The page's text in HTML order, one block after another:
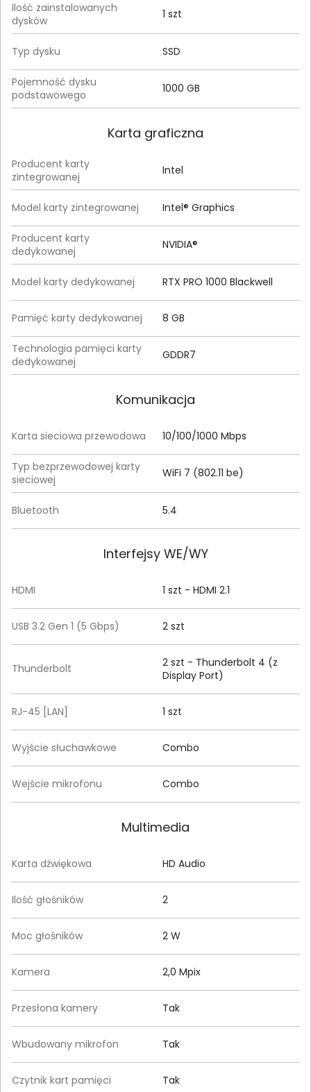
Ilość zainstalowanych
dysków
1 szt
Typ dysku SSD
Pojemność dysku
podstawowego
1000 GB
Karta graficzna
Producent karty
zintegrowanej
Intel
Model karty zintegrowanej Intel® Graphics
Producent karty
dedykowanej
NVIDIA®
Model karty dedykowanej RTX PRO 1000 Blackwell
Pamięć karty dedykowanej 8 GB
Technologia pamięci karty
dedykowanej
GDDR7
Komunikacja
Karta sieciowa przewodowa 10/100/1000 Mbps
Typ bezprzewodowej karty
sieciowej
WiFi 7 (802.11 be)
Bluetooth 5.4
Interfejsy WE/WY
HDMI 1 szt - HDMI 2.1
USB 3.2 Gen 1 (5 Gbps) 2 szt
Thunderbolt
2 szt - Thunderbolt 4 (z
Display Port)
RJ-45 [LAN] 1 szt
Wyjście słuchawkowe Combo
Wejście mikrofonu Combo
Multimedia
Karta dźwiękowa HD Audio
Ilość głośników 2
Moc głośników 2 W
Kamera 2,0 Mpix
Przesłona kamery Tak
Wbudowany mikrofon Tak
Czytnik kart pamięci Tak